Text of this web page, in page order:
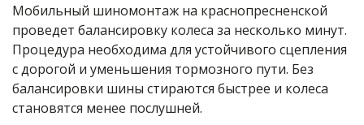
Мобильный шиномонтаж на краснопресненской
проведет балансировку колеса за несколько минут.
Процедура необходима для устойчивого сцепления
с дорогой и уменьшения тормозного пути. Без
балансировки шины стираются быстрее и колеса
становятся менее послушней.